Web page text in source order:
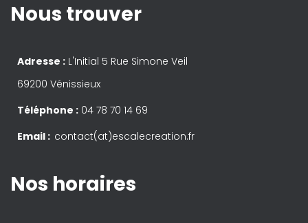
Nous trouver
Adresse : L'Initial 5 Rue Simone Veil
69200 Vénissieux
Téléphone : 04 78 70 14 69
Email : contact(at)escalecreation.fr
Nos horaires